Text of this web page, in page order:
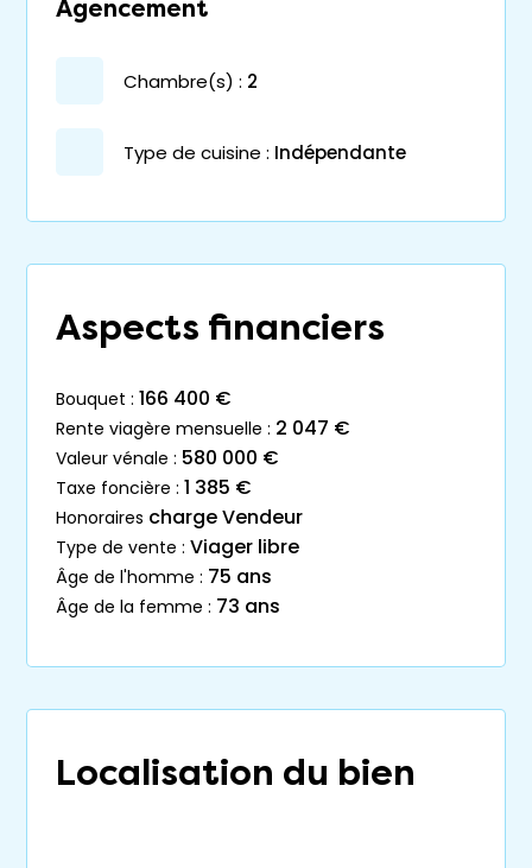
Agencement
chambre(s) : 2
Type de cuisine : Indépendante
Aspects financiers
bouquet : 166 400 €
rente viagère mensuelle : 2 047 €
valeur vénale : 580 000 €
taxe foncière : 1 385 €
honoraires charge Vendeur
type de vente : Viager libre
âge de l'homme : 75 ans
âge de la femme : 73 ans
Localisation du bien